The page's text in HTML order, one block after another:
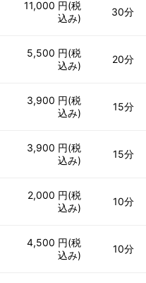
11,000 円(税
込み)
30分
5,500 円(税
込み)
20分
3,900 円(税
込み)
15分
3,900 円(税
込み)
15分
2,000 円(税
込み)
10分
4,500 円(税
込み)
10分